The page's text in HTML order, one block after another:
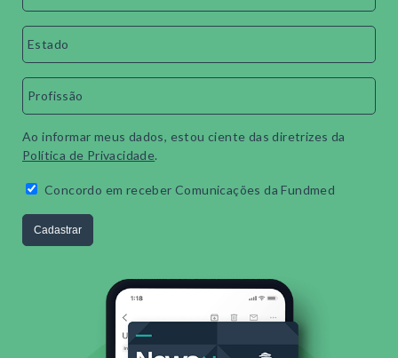
Ao informar meus dados, estou ciente das diretrizes da
Política de Privacidade.
Concordo em receber Comunicações da Fundmed